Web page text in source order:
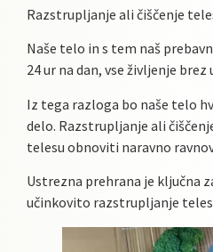
Razstrupljanje ali čiščenje
Naše telo in s tem naš
24 ur na dan, vse življenje brez
Iz tega razloga bo naše telo
delo. Razstrupljanje ali
telesu obnoviti naravno
Ustrezna prehrana je ključna
učinkovito razstrupljanje